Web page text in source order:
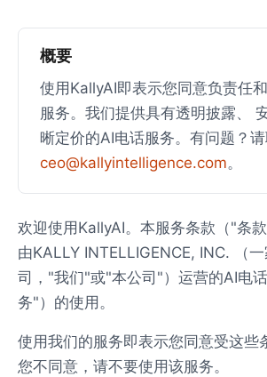
概要
使用KallyAI即表示您同意负责任
服务。我们提供具有透明披露、
晰定价的AI电话服务。有问题？请
ceo@kallyintelligence.com。
欢迎使用KallyAI。本服务条款（"条
由KALLY INTELLIGENCE, INC. （
司，"我们"或"本公司"）运营的AI电
务"）的使用。
使用我们的服务即表示您同意受这些
您不同意，请不要使用该服务。